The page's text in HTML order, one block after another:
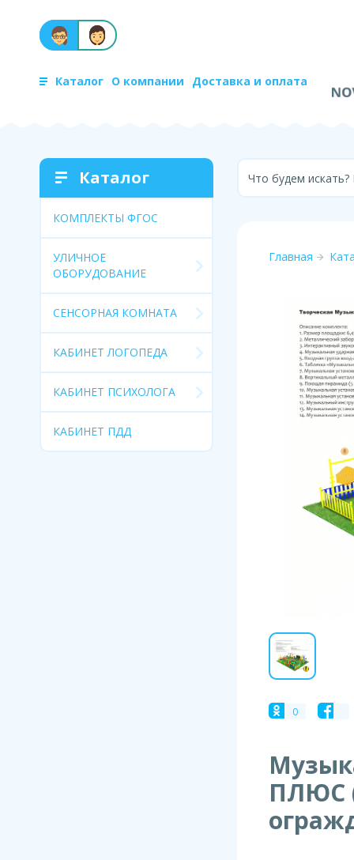
Каталог О компании Доставка и оплата
Каталог
КОМПЛЕКТЫ ФГОС
УЛИЧНОЕ
ОБОРУДОВАНИЕ
СЕНСОРНАЯ КОМНАТА
КАБИНЕТ ЛОГОПЕДА
КАБИНЕТ ПСИХОЛОГА
КАБИНЕТ ПДД
Что будем
Главная
0
ПЛЮС